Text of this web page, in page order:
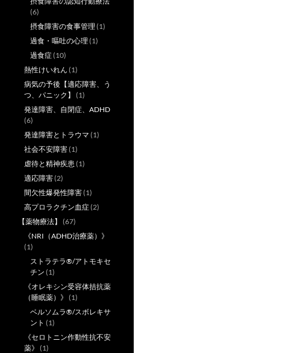
(6)
摂食障害の食事管理 (1)
過食・嘔吐の心理 (1)
過食症(10)
熱性けいれん (1)
病気の予後【適応障害、う
つ、パニック】
(1)
発達障害、自閉症、ADHD
(6)
発達障害とトラウマ (1)
社会不安障害(1)
虐待と精神疾患 (1)
適応障害(2)
間欠性爆発性障害(1)
高プロラクチン血症(2)
【薬物療法】
(67)
《NRI（ADHD治療薬）》
(1)
ストラテラ®/アトモキセ
チン (1)
《オレキシン受容体拮抗薬
（睡眠薬）》 (1)
ベルソムラ®/スボレキサ
ント (1)
《セロトニン作動性抗不安
薬》 (1)